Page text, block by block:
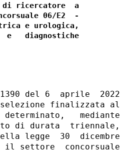
di ricercatore  a
06/E2  -
e urologica,
e   diagnostiche
del 6  aprile  2022
finalizzata al
mediante
di durata  triennale,
legge  30  dicembre
il settore  concorsuale